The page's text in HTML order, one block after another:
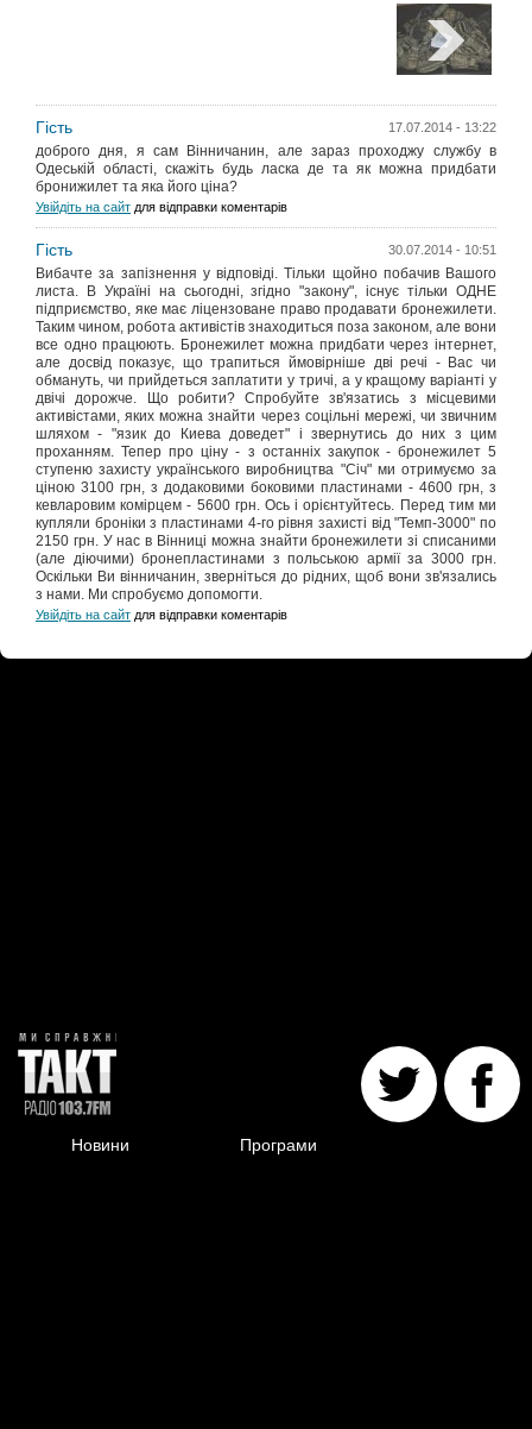
17.07.2014 - 13:22
Гість
доброго дня, я сам Вінничанин, але зараз проходжу службу в
Одеській області, скажіть будь ласка де та як можна придбати
бронижилет та яка його ціна?
Увійдіть на сайт для відправки коментарів
30.07.2014 - 10:51
Гість
Вибачте за запізнення у відповіді. Тільки щойно побачив Вашого
листа. В Україні на сьогодні, згідно "закону", існує тільки ОДНЕ
підприємство, яке має ліцензоване право продавати бронежилети.
Таким чином, робота активістів знаходиться поза законом, але вони
все одно працюють. Бронежилет можна придбати через інтернет,
але досвід показує, що трапиться ймовірніше дві речі - Вас чи
обмануть, чи прийдеться заплатити у тричі, а у кращому варіанті у
двічі дорожче. Що робити? Спробуйте зв'язатись з місцевими
активістами, яких можна знайти через соцільні мережі, чи звичним
шляхом - "язик до Киева доведет" і звернутись до них з цим
проханням. Тепер про ціну - з останніх закупок - бронежилет 5
ступеню захисту українського виробництва "Січ" ми отримуємо за
ціною 3100 грн, з додаковими боковими пластинами - 4600 грн, з
кевларовим комірцем - 5600 грн. Ось і орієнтуйтесь. Перед тим ми
купляли броніки з пластинами 4-го рівня захисті від "Темп-3000" по
2150 грн. У нас в Вінниці можна знайти бронежилети зі списаними
(але діючими) бронепластинами з польською армії за 3000 грн.
Оскільки Ви вінничанин, зверніться до рідних, щоб вони зв'язались
з нами. Ми спробуємо допомогти.
Увійдіть на сайт для відправки коментарів
Новини
Програми